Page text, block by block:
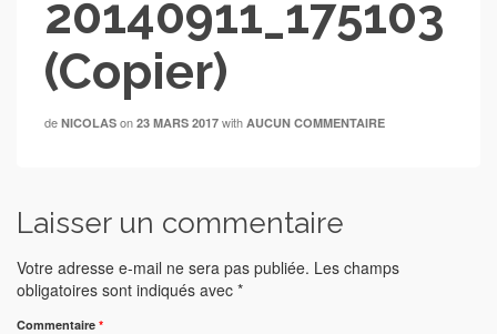
20140911_175103
(Copier)
de NICOLAS on 23 MARS 2017 with AUCUN COMMENTAIRE
Laisser un commentaire
Votre adresse e-mail ne sera pas publiée. Les champs
obligatoires sont indiqués avec *
Commentaire *